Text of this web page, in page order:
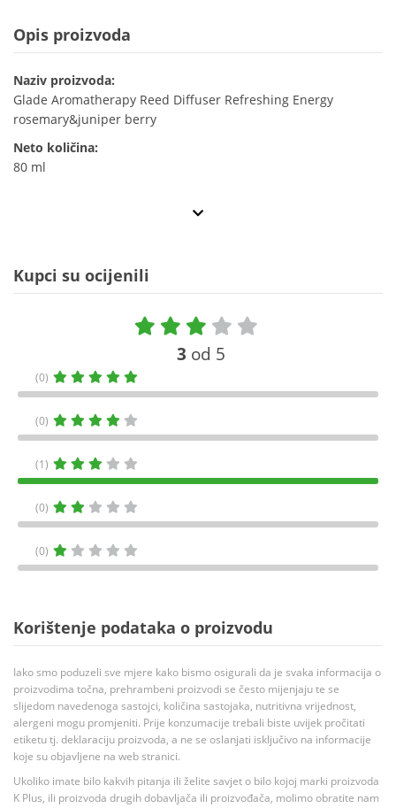
Opis proizvoda
Naziv proizvoda:
Glade Aromatherapy Reed Diffuser Refreshing Energy
rosemary&juniper berry
Neto količina:
80 ml
Kupci su ocijenili
3 od 5
(0)
(0)
(1)
(0)
(0)
Korištenje podataka o proizvodu
Iako smo poduzeli sve mjere kako bismo osigurali da je svaka informacija o
proizvodima točna, prehrambeni proizvodi se često mijenjaju te se
slijedom navedenoga sastojci, količina sastojaka, nutritivna vrijednost,
alergeni mogu promjeniti. Prije konzumacije trebali biste uvijek pročitati
etiketu tj. deklaraciju proizvoda, a ne se oslanjati isključivo na informacije
koje su objavljene na web stranici.
Ukoliko imate bilo kakvih pitanja ili želite savjet o bilo kojoj marki proizvoda
K Plus, ili proizvoda drugih dobavljača ili proizvođača, molimo obratite nam